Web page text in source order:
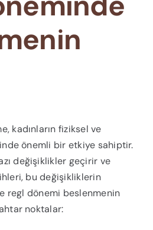
kadınların fiziksel ve
önemli bir etkiye sahiptir.
değişiklikler geçirir ve
bu değişikliklerin
regl dönemi beslenmenin
noktalar: